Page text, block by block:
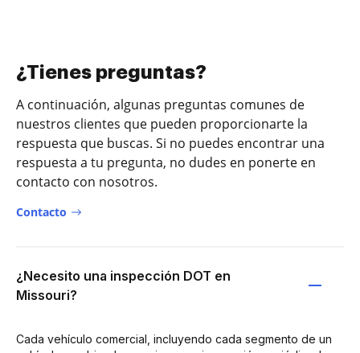
¿Tienes preguntas?
A continuación, algunas preguntas comunes de
nuestros clientes que pueden proporcionarte la
respuesta que buscas. Si no puedes encontrar una
respuesta a tu pregunta, no dudes en ponerte en
contacto con nosotros.
Contacto
¿Necesito una inspección DOT en
Missouri?
Cada vehículo comercial, incluyendo cada segmento de un